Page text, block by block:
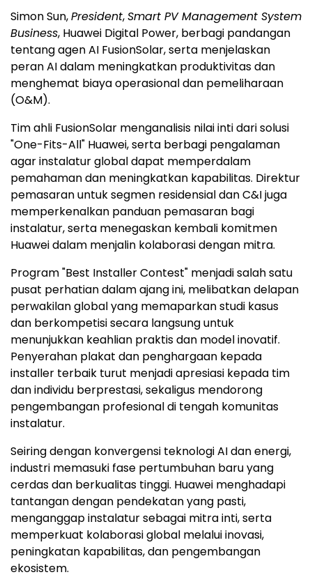
Simon Sun,President,Smart PV Management System
Business, Huawei Digital Power, berbagi pandangan
tentang agen AI FusionSolar, serta menjelaskan
peran AI dalam meningkatkan produktivitas dan
menghemat biaya operasional dan pemeliharaan
(O&M).
Tim ahli FusionSolar menganalisis nilai inti dari solusi
"One-Fits-All" Huawei, serta berbagi pengalaman
agar instalatur global dapat memperdalam
pemahaman dan meningkatkan kapabilitas. Direktur
pemasaran untuk segmen residensial dan C&I juga
memperkenalkan panduan pemasaran bagi
instalatur, serta menegaskan kembali komitmen
Huawei dalam menjalin kolaborasi dengan mitra.
Program "Best Installer Contest" menjadi salah satu
pusat perhatian dalam ajang ini, melibatkan delapan
perwakilan global yang memaparkan studi kasus
dan berkompetisi secara langsung untuk
menunjukkan keahlian praktis dan model inovatif.
Penyerahan plakat dan penghargaan kepada
installer terbaik turut menjadi apresiasi kepada tim
dan individu berprestasi, sekaligus mendorong
pengembangan profesional di tengah komunitas
instalatur.
Seiring dengan konvergensi teknologi AI dan energi,
industri memasuki fase pertumbuhan baru yang
cerdas dan berkualitas tinggi. Huawei menghadapi
tantangan dengan pendekatan yang pasti,
menganggap instalatur sebagai mitra inti, serta
memperkuat kolaborasi global melalui inovasi,
peningkatan kapabilitas, dan pengembangan
ekosistem.